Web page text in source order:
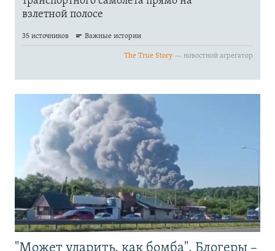
"Может ударить, как бомба". Блогеры –